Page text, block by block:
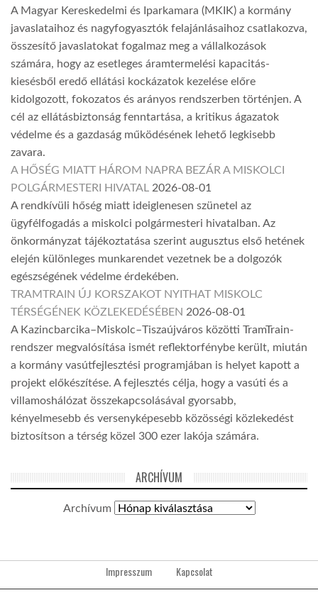
A Magyar Kereskedelmi és Iparkamara (MKIK) a kormány
javaslataihoz és nagyfogyasztók felajánlásaihoz csatlakozva,
összesítő javaslatokat fogalmaz meg a vállalkozások
számára, hogy az esetleges áramtermelési kapacitás-
kiesésből eredő ellátási kockázatok kezelése előre
kidolgozott, fokozatos és arányos rendszerben történjen. A
cél az ellátásbiztonság fenntartása, a kritikus ágazatok
védelme és a gazdaság működésének lehető legkisebb
zavara.
A HŐSÉG MIATT HÁROM NAPRA BEZÁR A MISKOLCI
POLGÁRMESTERI HIVATAL 2026-08-01
A rendkívüli hőség miatt ideiglenesen szünetel az
ügyfélfogadás a miskolci polgármesteri hivatalban. Az
önkormányzat tájékoztatása szerint augusztus első hetének
elején különleges munkarendet vezetnek be a dolgozók
egészségének védelme érdekében.
TRAMTRAIN ÚJ KORSZAKOT NYITHAT MISKOLC
TÉRSÉGÉNEK KÖZLEKEDÉSÉBEN 2026-08-01
A Kazincbarcika–Miskolc–Tiszaújváros közötti TramTrain-
rendszer megvalósítása ismét reflektorfénybe került, miután
a kormány vasútfejlesztési programjában is helyet kapott a
projekt előkészítése. A fejlesztés célja, hogy a vasúti és a
villamoshálózat összekapcsolásával gyorsabb,
kényelmesebb és versenyképesebb közösségi közlekedést
biztosítson a térség közel 300 ezer lakója számára.
ARCHÍVUM
Archívum
Impresszum Kapcsolat